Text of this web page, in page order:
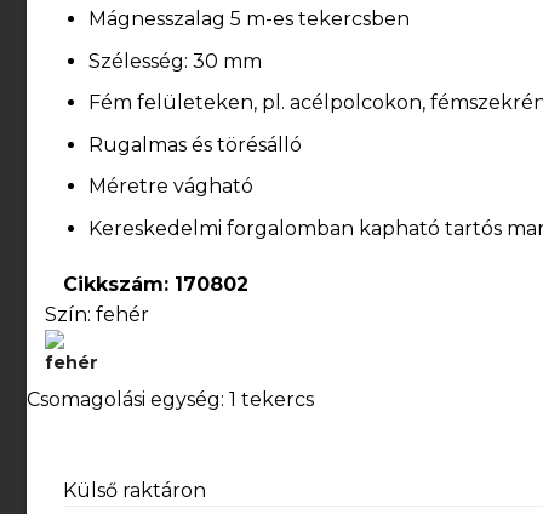
Mágnesszalag 5 m-es tekercsben
Szélesség: 30 mm
Fém felületeken, pl. acélpolcokon,
Rugalmas és törésálló
Méretre vágható
Kereskedelmi forgalomban kapható tartós
Cikkszám: 170802
Szín: fehér
Csomagolási egység: 1 tekercs
Külső raktáron